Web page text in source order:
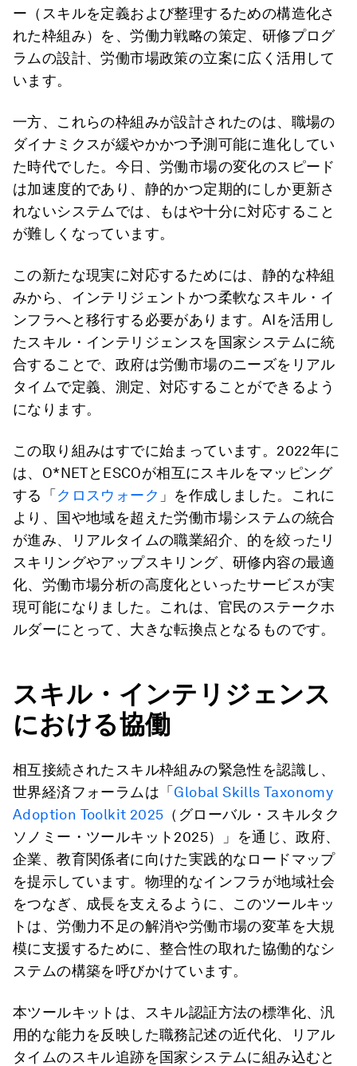
ー（スキルを定義および整理するための構造化さ
れた枠組み）を、労働力戦略の策定、研修プログ
ラムの設計、労働市場政策の立案に広く活用して
います。
一方、これらの枠組みが設計されたのは、職場の
ダイナミクスが緩やかかつ予測可能に進化してい
た時代でした。今日、労働市場の変化のスピード
は加速度的であり、静的かつ定期的にしか更新さ
れないシステムでは、もはや十分に対応すること
が難しくなっています。
この新たな現実に対応するためには、静的な枠組
みから、インテリジェントかつ柔軟なスキル・イ
ンフラへと移行する必要があります。AIを活用し
たスキル・インテリジェンスを国家システムに統
合することで、政府は労働市場のニーズをリアル
タイムで定義、測定、対応することができるよう
になります。
この取り組みはすでに始まっています。2022年に
は、O*NETとESCOが相互にスキルをマッピング
する「 クロスウォーク 」を作成しました。これに
より、国や地域を超えた労働市場システムの統合
が進み、リアルタイムの職業紹介、的を絞ったリ
スキリングやアップスキリング、研修内容の最適
化、労働市場分析の高度化といったサービスが実
現可能になりました。これは、官民のステークホ
ルダーにとって、大きな転換点となるものです。
スキル・インテリジェンス
における協働
相互接続されたスキル枠組みの緊急性を認識し、
世界経済フォーラムは「 Global Skills Taxonomy
Adoption Toolkit 2025 （グローバル・スキルタク
ソノミー・ツールキット2025）」を通じ、政府、
企業、教育関係者に向けた実践的なロードマップ
を提示しています。物理的なインフラが地域社会
をつなぎ、成長を支えるように、このツールキッ
トは、労働力不足の解消や労働市場の変革を大規
模に支援するために、整合性の取れた協働的なシ
ステムの構築を呼びかけています。
本ツールキットは、スキル認証方法の標準化、汎
用的な能力を反映した職務記述の近代化、リアル
タイムのスキル追跡を国家システムに組み込むと